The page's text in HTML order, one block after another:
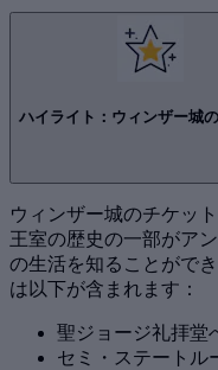
ハイライト：ウィンザー城
ウィンザー城のチケッ
王室の歴史の一部がア
の生活を知ることがで
は以下が含まれます：
聖ジョージ礼拝堂
セミ・ステートル